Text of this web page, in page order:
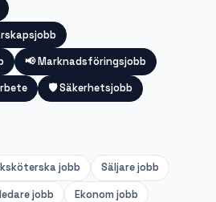
📢Marknadsföringsjobb
🛡️Säkerhetsjobb
jobb Säljarejobb
jobb Ekonom jobb